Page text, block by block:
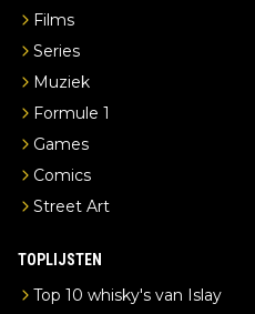
Films
Series
Muziek
Formule 1
Games
Comics
Street Art
TOPLIJSTEN
Top 10 whisky's van Islay